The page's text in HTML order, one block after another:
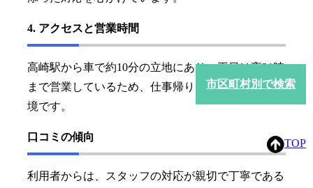
4. アクセスと営業時間
高崎駅から車で約10分の立地にあり、平日は夜21時
まで営業しているため、仕事帰りにも通いやすい環
境です。
口コミの傾向
利用者からは、スタッフの対応が親切で丁寧である
市区町村別で検索
TOP